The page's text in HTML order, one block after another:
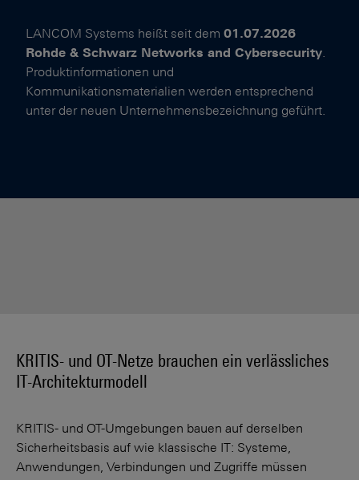
LANCOM Systems heißt seit dem 01.07.2026
Rohde & Schwarz Networks and Cybersecurity.
Produktinformationen und
Kommunikationsmaterialien werden entsprechend
unter der neuen Unternehmensbezeichnung geführt.
KRITIS- und OT-Netze brauchen ein verlässliches
IT-Architekturmodell
KRITIS- und OT-Umgebungen bauen auf derselben
Sicherheitsbasis auf wie klassische IT: Systeme,
Anwendungen, Verbindungen und Zugriffe müssen